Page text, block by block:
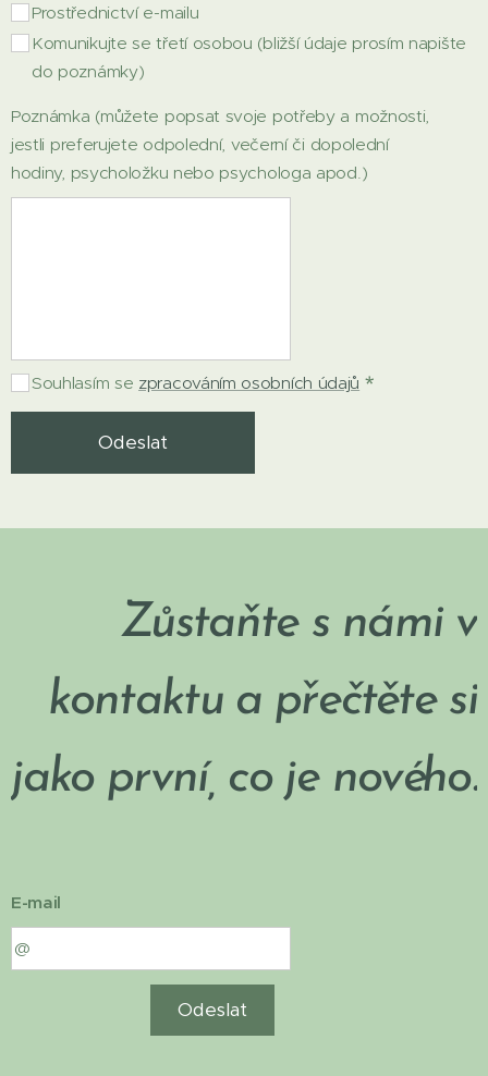
Prostřednictví e-mailu
Komunikujte se třetí osobou (bližší údaje prosím napište
do poznámky)
Poznámka (můžete popsat svoje potřeby a možnosti,
jestli preferujete odpolední, večerní či dopolední
hodiny, psycholožku nebo psychologa apod.)
Souhlasím se zpracováním osobních údajů
Odeslat
Zůstaňte s námi v
kontaktu a přečtěte si
jako první, co je nového.
E-mail
Odeslat